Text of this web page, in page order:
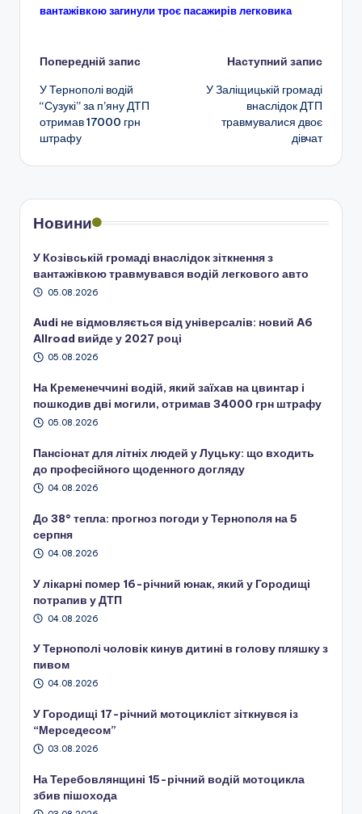
вантажівкою загинули троє пасажирів легковика
Навігація
по
запису
Попередній запис
У Тернополі водій
“Сузукі” за п’яну ДТП
отримав 17000 грн
штрафу
Наступний запис
У Заліщицькій громаді
внаслідок ДТП
травмувалися двоє
дівчат
Новини
У Козівській громаді внаслідок зіткнення з
вантажівкою травмувався водій легкового авто
05.08.2026
Audi не відмовляється від універсалів: новий A6
Allroad вийде у 2027 році
05.08.2026
На Кременеччині водій, який заїхав на цвинтар і
пошкодив дві могили, отримав 34000 грн штрафу
05.08.2026
Пансіонат для літніх людей у Луцьку: що входить
до професійного щоденного догляду
04.08.2026
До 38° тепла: прогноз погоди у Тернополя на 5
серпня
04.08.2026
У лікарні помер 16-річний юнак, який у Городищі
потрапив у ДТП
04.08.2026
У Тернополі чоловік кинув дитині в голову пляшку з
пивом
04.08.2026
У Городищі 17-річний мотоцикліст зіткнувся із
“Мерседесом”
03.08.2026
На Теребовлянщині 15-річний водій мотоцикла
збив пішохода